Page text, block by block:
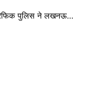
पुलिस ने लखनऊ…